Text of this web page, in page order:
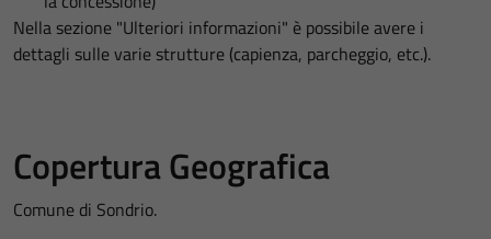
Nella sezione "Ulteriori informazioni" è possibile avere i
dettagli sulle varie strutture (capienza, parcheggio, etc.).
Copertura Geografica
Comune di Sondrio.